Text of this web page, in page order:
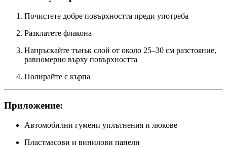
Почистете добре повърхността преди употреба
Разклатете флакона
Напръскайте тънък слой от около 25–30 см разстояние,
равномерно върху повърхността
Полирайте с кърпа
Приложение:
Автомобилни гумени уплътнения и люкове
Пластмасови и винилови панели